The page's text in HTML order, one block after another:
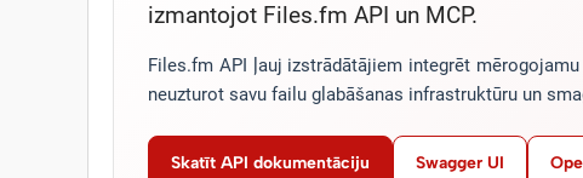
izmantojot Files.fm API un MCP.
Files.fm API ļauj izstrādātājiem integrēt
neuzturot savu failu glabāšanas infrastruktūru un
Skatīt API dokumentāciju Swagger UI